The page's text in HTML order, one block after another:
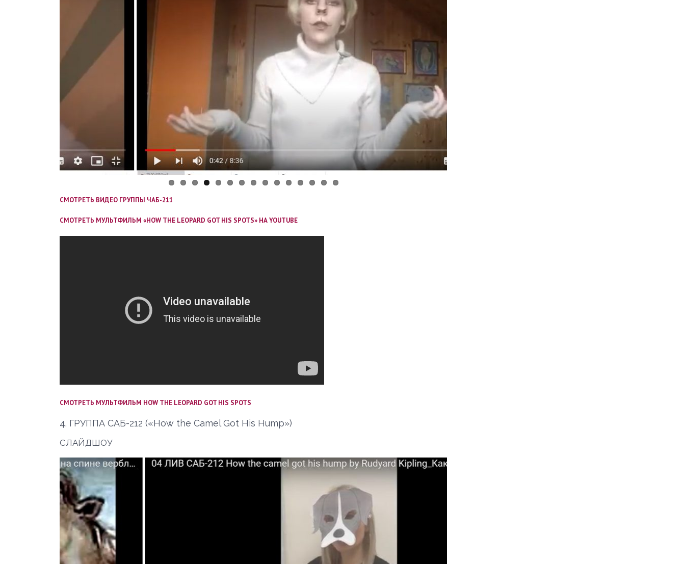
СМОТРЕТЬ ВИДЕО ГРУППЫ ЧАБ-211
СМОТРЕТЬ МУЛЬТФИЛЬМ «HOW THE LEOPARD GOT HIS SPOTS» НА YOUTUBE
СМОТРЕТЬ МУЛЬТФИЛЬМ HOW THE LEOPARD GOT HIS SPOTS
4. ГРУППА САБ-212 («How the Camel Got His Hump»)
СЛАЙДШОУ